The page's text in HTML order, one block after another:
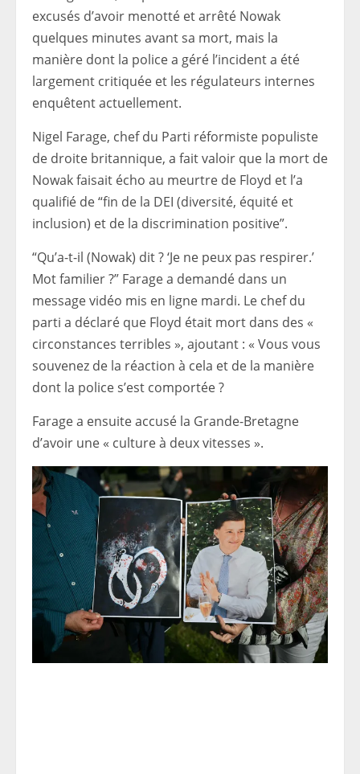
excusés d’avoir menotté et arrêté Nowak
quelques minutes avant sa mort, mais la
manière dont la police a géré l’incident a été
largement critiquée et les régulateurs internes
enquêtent actuellement.
Nigel Farage, chef du Parti réformiste populiste
de droite britannique, a fait valoir que la mort de
Nowak faisait écho au meurtre de Floyd et l’a
qualifié de “fin de la DEI (diversité, équité et
inclusion) et de la discrimination positive”.
“Qu’a-t-il (Nowak) dit ? ‘Je ne peux pas respirer.’
Mot familier ?” Farage a demandé dans un
message vidéo mis en ligne mardi. Le chef du
parti a déclaré que Floyd était mort dans des «
circonstances terribles », ajoutant : « Vous vous
souvenez de la réaction à cela et de la manière
dont la police s’est comportée ?
Farage a ensuite accusé la Grande-Bretagne
d’avoir une « culture à deux vitesses ».